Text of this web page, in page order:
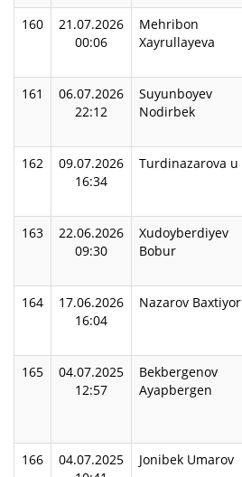
160
21.07.2026
00:06
Mehribon
Xayrullayeva
161
06.07.2026
22:12
Suyunboyev
Nodirbek
162
09.07.2026
16:34
Turdinazarova u
163
22.06.2026
09:30
Xudoyberdiyev
Bobur
164
17.06.2026
16:04
Nazarov Baxtiyor
165
04.07.2025
12:57
Bekbergenov
Ayapbergen
166
04.07.2025
Jonibek Umarov